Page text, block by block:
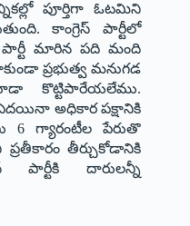
పూర్తిగా ఓటమిని
కాంగ్రెస్ పార్టీలో
పార్టీ మారిన పది మంది
ప్రభుత్వ మనుగడ
కొట్టిపారేయలేము.
అధికార పక్షానికి
6 గ్యారంటీల పేరుతొ
తీర్చుకోడానికి
పార్టీకి దారులన్నీ